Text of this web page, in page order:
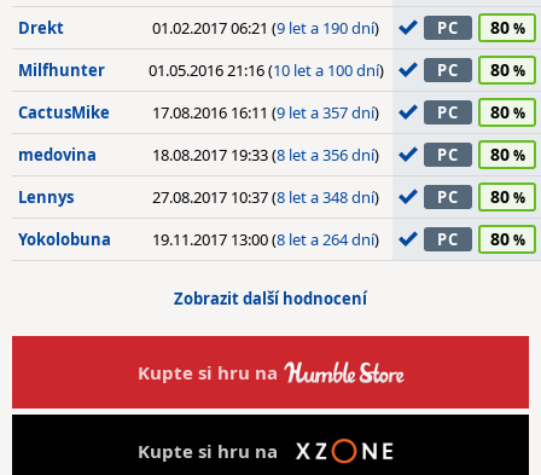
Drekt 01.02.2017 06:21 (9 let a 190 dní) PC 80
Milfhunter 01.05.2016 21:16 (10 let a 100 dní) PC 80
CactusMike 17.08.2016 16:11 (9 let a 357 dní) PC 80
medovina 18.08.2017 19:33 (8 let a 356 dní) PC 80
Lennys 27.08.2017 10:37 (8 let a 348 dní) PC 80
Yokolobuna 19.11.2017 13:00 (8 let a 264 dní) PC 80
Zobrazit další hodnocení
Kupte si hru na
Kupte si hru na